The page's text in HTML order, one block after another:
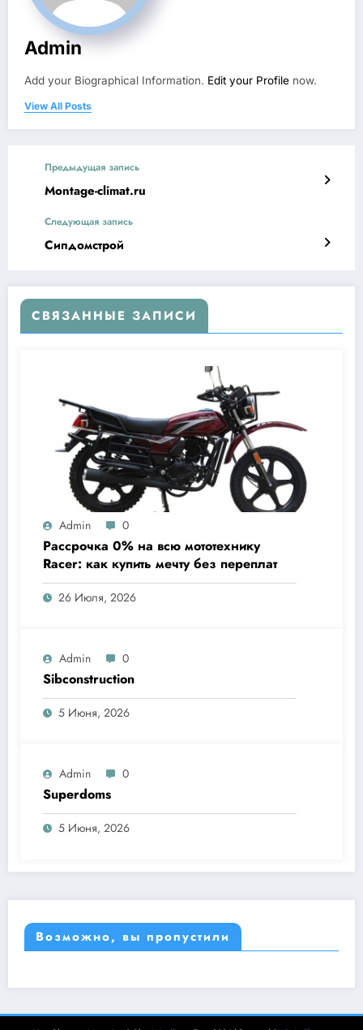
Admin
Add your Biographical Information. Edit your Profile now.
View All Posts
Предыдущая запись
Montage-climat.ru
Следующая запись
Сипдомстрой
СВЯЗАННЫЕ ЗАПИСИ
Admin 0
Рассрочка 0% на всю мототехнику
Racer: как купить мечту без переплат
26 Июля, 2026
Admin 0
Sibconstruction
5 Июня, 2026
Admin 0
Superdoms
5 Июня, 2026
Возможно, вы пропустили